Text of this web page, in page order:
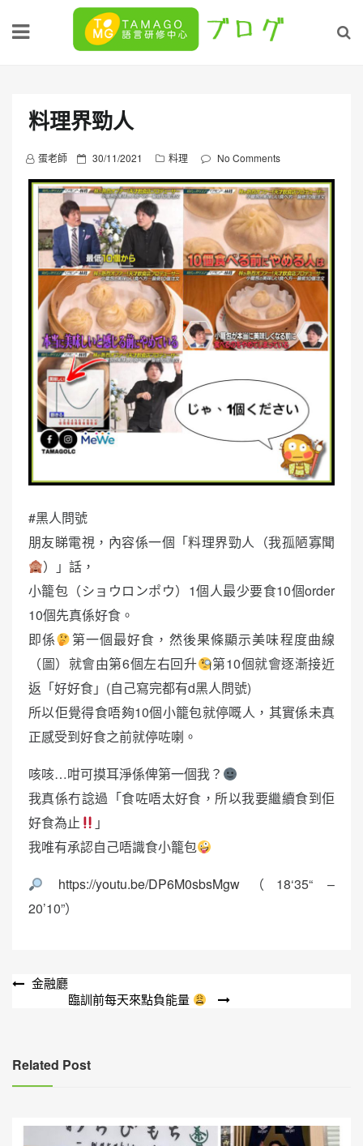
料理界勁人
蛋老師
P
o
s
t
e
d
o
n
30/11/2021 料理 No Comments
#黑人問號
朋友睇電視，內容係一個「料理界勁人（我孤陋寡聞
）」話，
小籠包（ショウロンポウ）1個人最少要食10個order
10個先真係好食。
即係
第一個最好食，然後果條顯示美味程度曲線
（圖）就會由第6個左右回升
第10個就會逐漸接近
返「好好食」(自己寫完都有d黑人問號)
所以佢覺得食唔夠10個小籠包就停嘅人，其實係未真
正感受到好食之前就停咗喇。
咳咳…咁可摸耳淨係俾第一個我？
我真係冇諗過「食咗唔太好食，所以我要繼續食到佢
好食為止
」
我唯有承認自己唔識食小籠包
https://youtu.be/DP6M0sbsMgw（18‘35“ –
20’10”）
文
覽
金融廳
臨訓前每天來點負能量
Related Post